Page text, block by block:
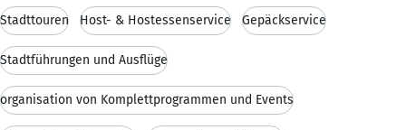
Stadttouren Host- & Hostessenservice Gepäckservice
Stadtführungen und Ausflüge
organisation von Komplettprogrammen und Events